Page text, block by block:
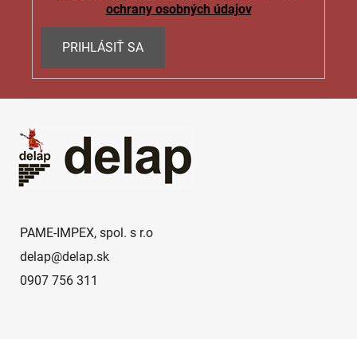
ochrany osobných údajov
PRIHLÁSIŤ SA
PAME-IMPEX, spol. s r.o
delap@delap.sk
0907 756 311